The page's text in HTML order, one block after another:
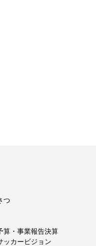
つ
算・事業報告決算
ッカービジョン